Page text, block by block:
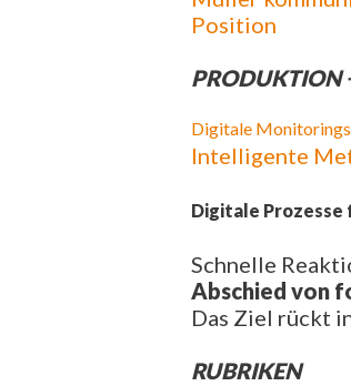
Position
PRODUKTION
Digitale
Intelligente
Digitale
Schnelle
Abschied von
Das Ziel rückt
RUBRIKEN